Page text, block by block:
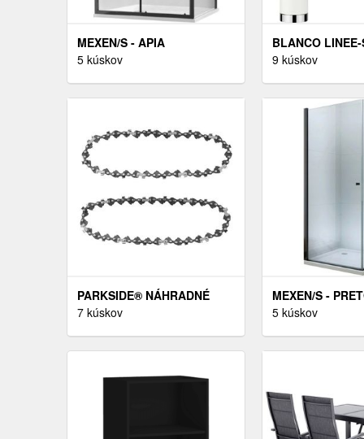
MEXEN/S - APIA
SPRCHOVACÍ KÚT 140X70,
5 kúskov
BLANCO
DODATOČNÁ
9 kúskov
PARKSIDE® NÁHRADNÉ
PÍLOVÉ REŤAZE, 2 KUSY
7 kúskov
MEXEN/S -
SPRCHOVACÍ
5 kúskov